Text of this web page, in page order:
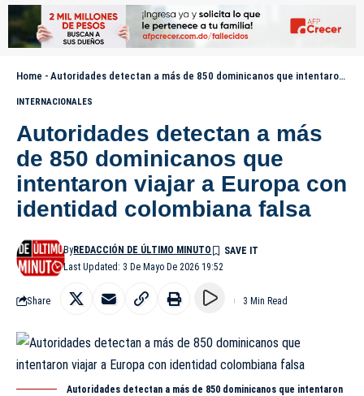
Home - Autoridades detectan a más de 850 dominicanos que intentaron viajar a Europa con identidad colombiana falsa
INTERNACIONALES
Autoridades detectan a más
de 850 dominicanos que
intentaron viajar a Europa con
identidad colombiana falsa
Last Updated: 3 De Mayo De 2026 19:52
ByREDACCIÓN DE ÚLTIMO MINUTO
Share 3 Min Read
Autoridades detectan a más de 850 dominicanos que intentaron